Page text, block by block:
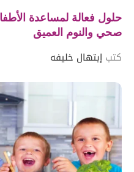
حلول فعالة لمساعدة
صحي والنوم العميق
كتب إبتهال خليفه